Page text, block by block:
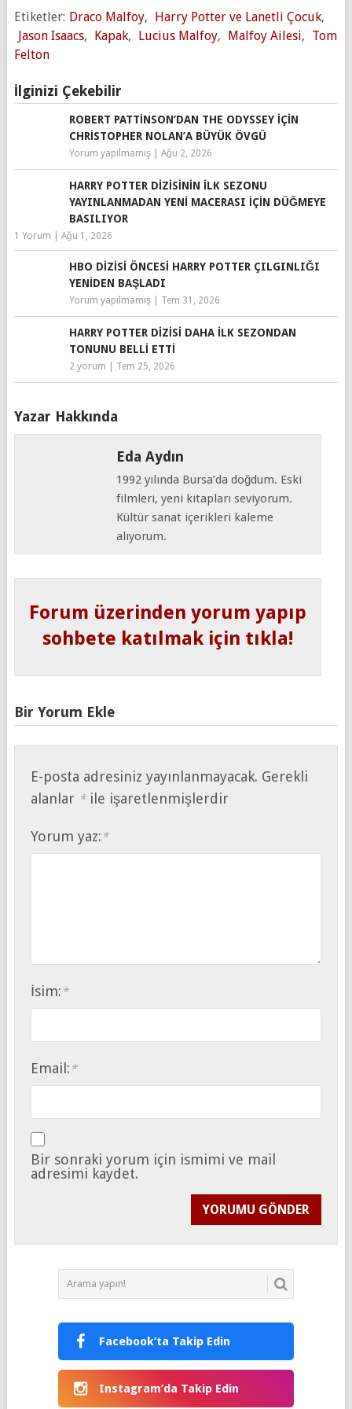
Etiketler: Draco Malfoy, Harry Potter ve Lanetli Çocuk,
Jason Isaacs, Kapak, Lucius Malfoy, Malfoy Ailesi, Tom
Felton
İlginizi Çekebilir
ROBERT PATTINSON’DAN THE ODYSSEY IÇIN
CHRISTOPHER NOLAN’A BÜYÜK ÖVGÜ
Yorum yapılmamış| Ağu 2, 2026
HARRY POTTER DIZISININ İLK SEZONU
YAYINLANMADAN YENI MACERASI IÇIN DÜĞMEYE
BASILIYOR
1 Yorum Ağu 1, 2026
HBO DIZISI ÖNCESI HARRY POTTER ÇILGINLIĞI
YENIDEN BAŞLADI
Yorum yapılmamış| Tem 31, 2026
HARRY POTTER DIZISI DAHA İLK SEZONDAN
TONUNU BELLI ETTI
2 yorum Tem 25, 2026
Yazar Hakkında
Eda Aydın
1992 yılında Bursa’da doğdum. Eski
filmleri, yeni kitapları seviyorum.
Kültür sanat içerikleri kaleme
alıyorum.
Forum üzerinden yorum yapıp
sohbete katılmak için tıkla!
Bir Yorum Ekle
E-posta adresiniz yayınlanmayacak. Gerekli
alanlar *ile işaretlenmişlerdir
Yorum yaz: *
İsim: *
Email: *
Bir sonraki yorum için ismimi ve mail
adresimi kaydet.
Facebook’ta Takip Edin
Instagram’da Takip Edin